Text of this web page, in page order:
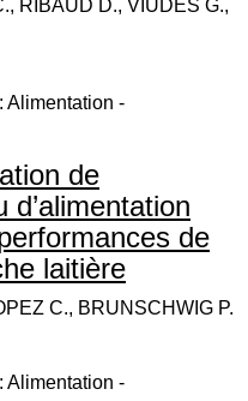
RIBAUD D., VIUDES G.,
Alimentation -
de
d’alimentation
de
laitière
C., BRUNSCHWIG P.
Alimentation -